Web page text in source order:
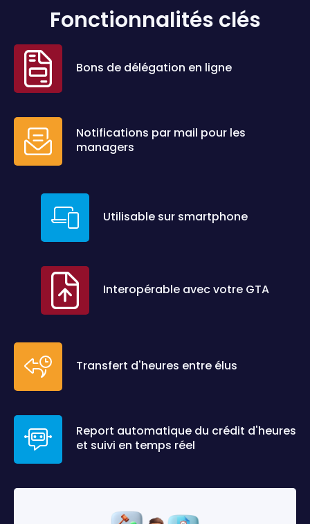
Fonctionnalités clés
Bons de délégation en ligne
Notifications par mail pour les
managers
Utilisable sur smartphone
Interopérable avec votre GTA
Transfert d'heures entre élus
Report automatique du crédit d'heures
et suivi en temps réel